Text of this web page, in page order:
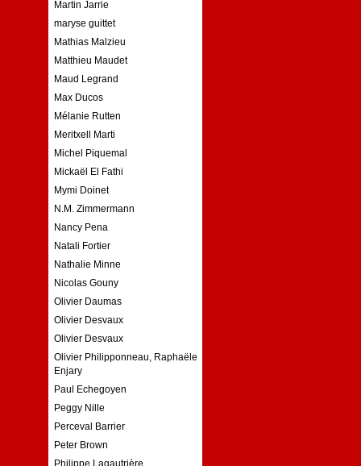
Martin Jarrie
maryse guittet
Mathias Malzieu
Matthieu Maudet
Maud Legrand
Max Ducos
Mélanie Rutten
Meritxell Marti
Michel Piquemal
Mickaël El Fathi
Mymi Doinet
N.M. Zimmermann
Nancy Pena
Natali Fortier
Nathalie Minne
Nicolas Gouny
Olivier Daumas
Olivier Desvaux
Olivier Desvaux
Olivier Philipponneau, Raphaële
Enjary
Paul Echegoyen
Peggy Nille
Perceval Barrier
Peter Brown
Philippe Lagautrière